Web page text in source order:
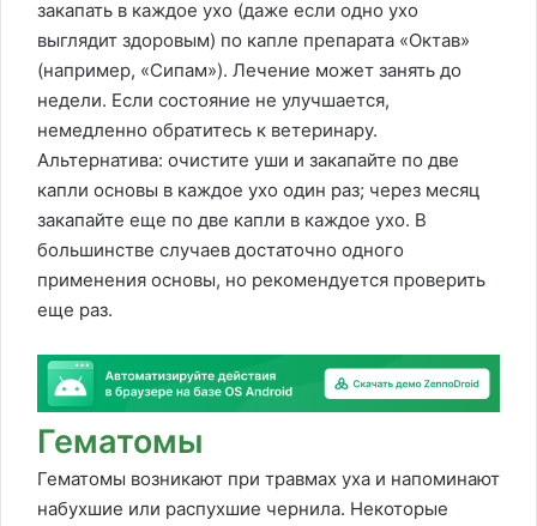
закапать в каждое ухо (даже если одно ухо
выглядит здоровым) по капле препарата «Октав»
(например, «Сипам»). Лечение может занять до
недели. Если состояние не улучшается,
немедленно обратитесь к ветеринару.
Альтернатива: очистите уши и закапайте по две
капли основы в каждое ухо один раз; через месяц
закапайте еще по две капли в каждое ухо. В
большинстве случаев достаточно одного
применения основы, но рекомендуется проверить
еще раз.
Гематомы
Гематомы возникают при травмах уха и напоминают
набухшие или распухшие чернила. Некоторые